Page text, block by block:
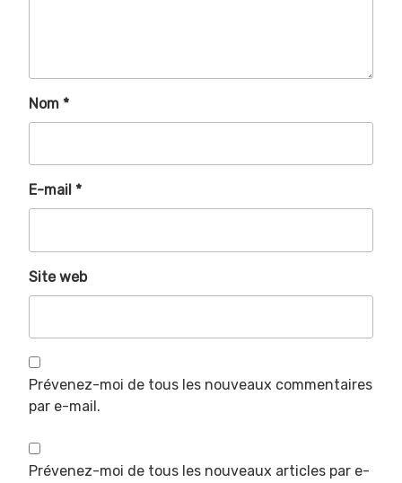
Nom *
E-mail *
Site web
Prévenez-moi de tous les nouveaux commentaires
par e-mail.
Prévenez-moi de tous les nouveaux articles par e-